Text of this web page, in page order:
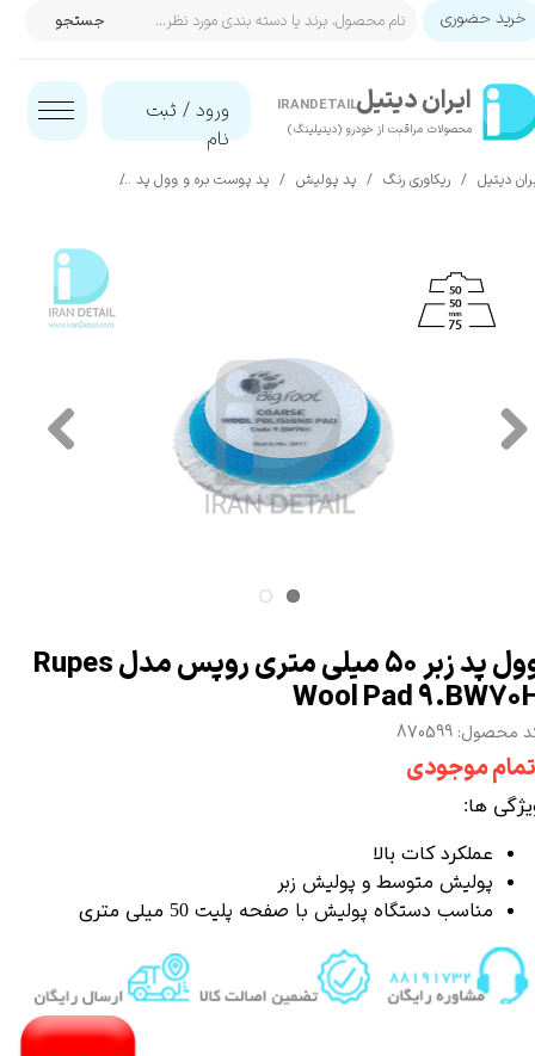
ایران‌ دیتیل
محصولات مراقبت از خودرو (دیتیلینگ)​​​​​​​
IRANDETAIL ورود / ثبت
نام
حساب کاربری من
تغییر گذر واژه
جستجو خرید حضوری
دیتیل ریکاوری رنگ پد پولیش پد پوست بره و وول پد
وول پد زبر 50 میلی متری روپس مدل Rupes
Wool Pad
محصول: 870599
موجودی
ها:
عملکرد کات بالا
پولیش متوسط و پولیش زبر
مناسب دستگاه پولیش با صفحه پلیت 50 میلی متری